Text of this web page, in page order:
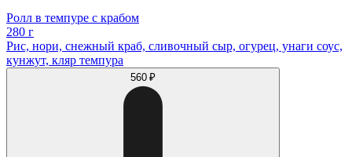
Ролл в темпуре с крабом
280 г
Рис, нори, снежный краб, сливочный сыр, огурец, унаги соус,
кунжут, кляр темпура
560 ₽